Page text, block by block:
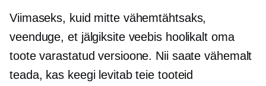
Viimaseks, kuid mitte vähemtähtsaks,
veenduge, et jälgiksite veebis hoolikalt oma
toote varastatud versioone. Nii saate vähemalt
teada, kas keegi levitab teie tooteid